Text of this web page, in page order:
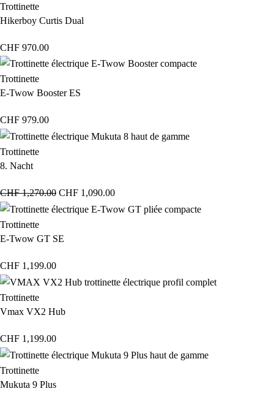
Trottinette
Hikerboy Curtis Dual
CHF 970.00
Trottinette
E-Twow Booster ES
CHF 979.00
Trottinette
8. Nacht
CHF1,270.00 CHF 1,090.00
Trottinette
E-Twow GT SE
CHF 1,199.00
Trottinette
Vmax VX2 Hub
CHF 1,199.00
Trottinette
Mukuta 9 Plus